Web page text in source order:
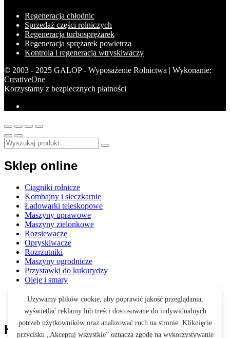
Regeneracja chłodnic
Sprzedaż części rolniczych
Regeneracja turbosprężarek
Regeneracja sprężarek powietrza
Kontrola i regeneracja wtryskiwaczy
© 2003 - 2025 GALOP - Wyposażenie Rolnictwa | Wykonanie:
CreativeOne
Korzystamy z bezpiecznych płatności
Sklep online
Ciągniki rolnicze
Kombajny i sieczkarnie
Ładowarki teleskopowe
Maszyny uprawowe
Maszyny zielonkowe
Rozsiewacze
Opryskiwacze
Rozrzutniki
Maszyny ogrodnicze
Przystawki do kukurydzy
Oleje i smary
Akcesoria
Zabawki
Koszyk